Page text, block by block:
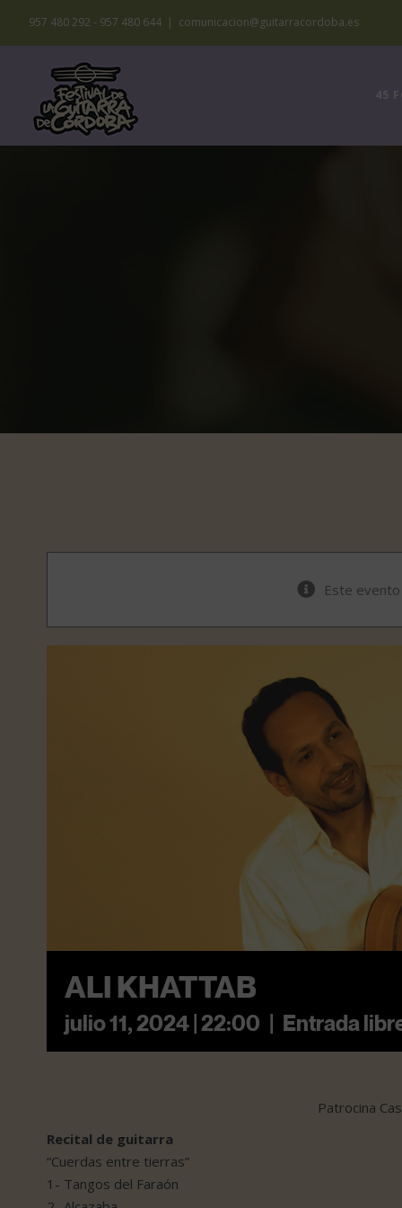
Saltar
al
contenido
957 480 292 - 957 480 644 | comunicacion@guitarracordoba.es
45
Este
ALI KHATTAB
julio 11, 2024 | 22:00 Entrada
Patrocina
Recital de guitarra
“Cuerdas entre tierras”
1- Tangos del Faraón